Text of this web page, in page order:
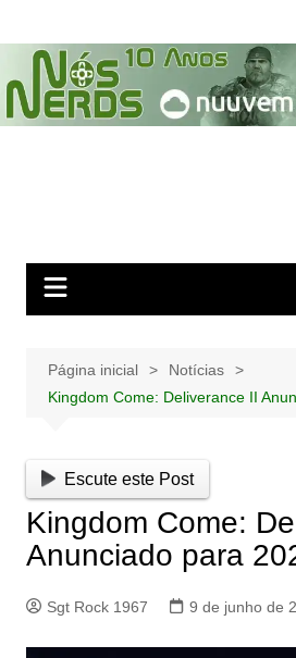
para
conteúdo
Página inicial
Notícias
Kingdom Come: Deliverance II
Escute este Post
Kingdom Come:
Anunciado para
Sgt Rock 1967 9 de junho de